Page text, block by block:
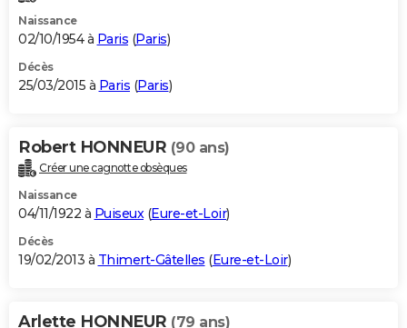
Naissance
02/10/1954 à Paris (Paris)
Décès
25/03/2015 à Paris (Paris)
Robert HONNEUR (90 ans)
Créer une cagnotte obsèques
Naissance
04/11/1922 à Puiseux(Eure-et-Loir)
Décès
19/02/2013 à Thimert-Gâtelles (Eure-et-Loir)
Arlette HONNEUR (79 ans)